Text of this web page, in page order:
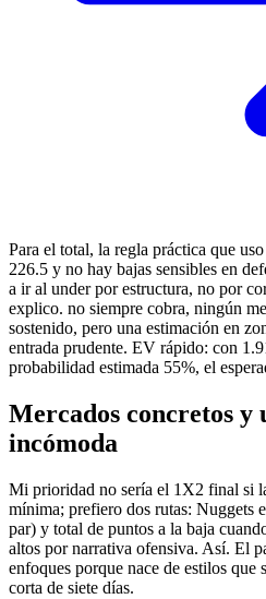
Para el total, la regla práctica que
226.5 y no hay bajas sensibles en
a ir al under por estructura, no por
explico. no siempre cobra, ningún
sostenido, pero una estimación en
entrada prudente. EV rápido: con
probabilidad estimada 55%, el
Mercados concretos y
incómoda
Mi prioridad no sería el 1X2 final si
mínima; prefiero dos rutas: Nuggets
par) y total de puntos a la baja
altos por narrativa ofensiva. Así. El
enfoques porque nace de estilos que
corta de siete días.